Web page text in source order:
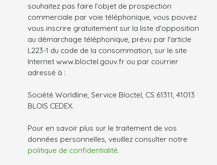
souhaitez pas faire l'objet de prospection
commerciale par voie téléphonique, vous pouvez
vous inscrire gratuitement sur la liste d'opposition
au démarchage téléphonique, prévu par l'article
L223-1 du code de la consommation, sur le site
Internet www.bloctel.gouv.fr ou par courrier
adressé à :
Société Worldline, Service Bloctel, CS 61311, 41013
BLOIS CEDEX.
Pour en savoir plus sur le traitement de vos
données personnelles, veuillez consulter notre
politique de confidentialité.